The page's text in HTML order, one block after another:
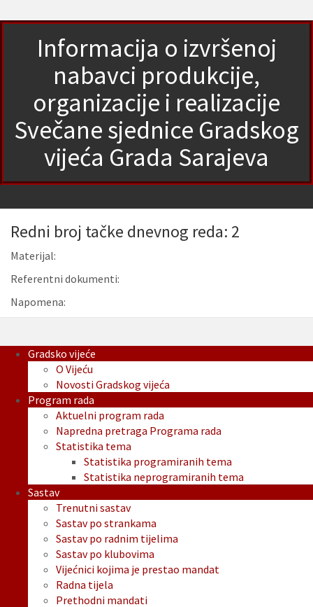
Informacija o izvršenoj
nabavci produkcije,
organizacije i realizacije
Svečane sjednice Gradskog
vijeća Grada Sarajeva
Redni broj tačke dnevnog reda: 2
Materijal:
Referentni dokumenti:
Napomena:
Gradsko vijeće
O Vijeću
Novosti Gradskog vijeća
Program rada
Aktuelni program rada
Napredna pretraga Programa rada
Statistika tema
Statistika programiranih tema
Statistika neprogramiranih tema
Sastav
Trenutni sastav
Sastav po strankama
Sastav po radnim tijelima
Sastav po klubovima
Vijećnici kojima je prestao mandat
Radna tijela
Prethodni mandati